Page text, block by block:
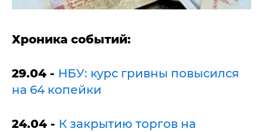
Хроника событий:
29.04 - НБУ: курс гривны повысился
на 64 копейки
24.04 - К закрытию торгов на